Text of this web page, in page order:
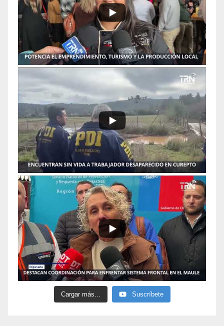
Cargar más... Suscríbete